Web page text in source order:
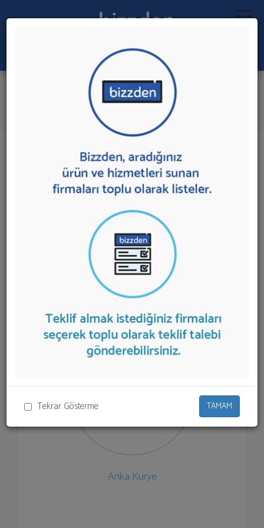
Tekrar Gösterme TAMAM
Ara:
İlk 1 Firmadan Teklif İste
1 sonuç bulundu.
Çankaya'daKuryesunan firmalar aşağıda
listelenmektedir.Kuryeteklifi almak için listeden seçim
yapıp ya da "İlk 5 Firmadan Teklif İste" kısmından toplu
olarak teklif talebinizi firmalara aktarabilirsiniz.
Anka Kurye